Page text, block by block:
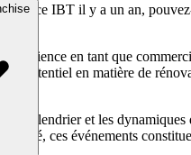
agence IBT il y a un an,
en tant que
potentiel en matière de
le calendrier et les
ces événements